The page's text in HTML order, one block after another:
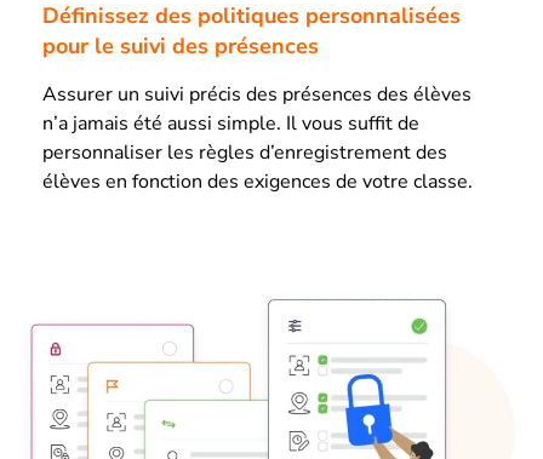
Définissez des politiques personnalisées
pour le suivi des présences
Assurer un suivi précis des présences des élèves
n’a jamais été aussi simple. Il vous suffit de
personnaliser les règles d’enregistrement des
élèves en fonction des exigences de votre classe.